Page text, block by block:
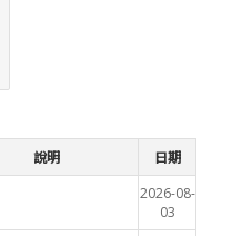
說明 日期
2026-08-
03